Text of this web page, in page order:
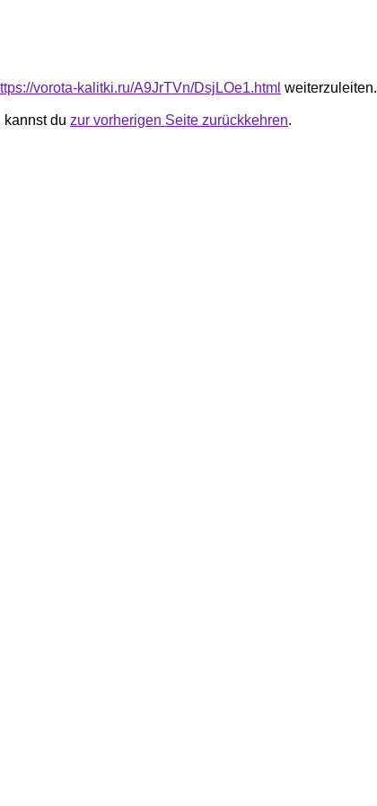
vorota-kalitki.ru/A9JrTVn/DsjLOe1.html weiterzuleiten.
kannst du zur vorherigen Seite zurückkehren.